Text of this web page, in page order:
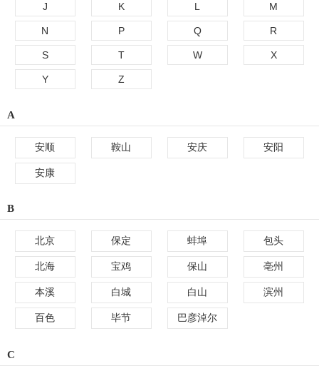
J K L M
N P Q R
S T W X
Y Z
A
安顺 鞍山 安庆 安阳
安康
B
北京 保定 蚌埠 包头
北海 宝鸡 保山 亳州
本溪 白城 白山 滨州
百色 毕节 巴彦淖尔
C